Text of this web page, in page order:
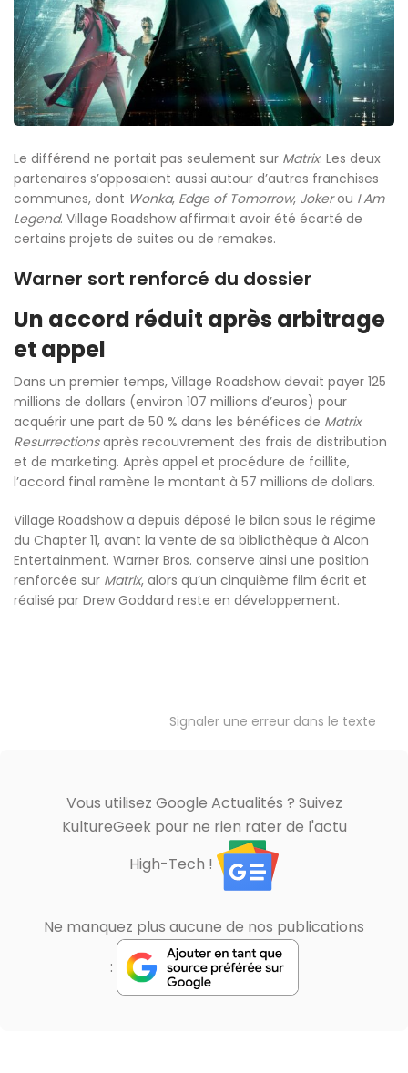
Le différend ne portait pas seulement sur Matrix. Les deux
partenaires s’opposaient aussi autour d’autres franchises
communes, dont Wonka, Edge of Tomorrow, Jokerou I Am
Legend. Village Roadshow affirmait avoir été écarté de
certains projets de suites ou de remakes.
Warner sort renforcé du dossier
Un accord réduit après arbitrage
et appel
Dans un premier temps, Village Roadshow devait payer 125
millions de dollars (environ 107 millions d’euros) pour
acquérir une part de 50 % dans les bénéfices de Matrix
Resurrectionsaprès recouvrement des frais de distribution
et de marketing. Après appel et procédure de faillite,
l’accord final ramène le montant à 57 millions de dollars.
Village Roadshow a depuis déposé le bilan sous le régime
du Chapter 11, avant la vente de sa bibliothèque à Alcon
Entertainment. Warner Bros. conserve ainsi une position
renforcée sur Matrix, alors qu’un cinquième film écrit et
réalisé par Drew Goddard reste en développement.
Signaler une erreur dans le texte
Vous utilisez Google Actualités ? Suivez
KultureGeek pour ne rien rater de l'actu
High-Tech !
Ne manquez plus aucune de nos publications
: